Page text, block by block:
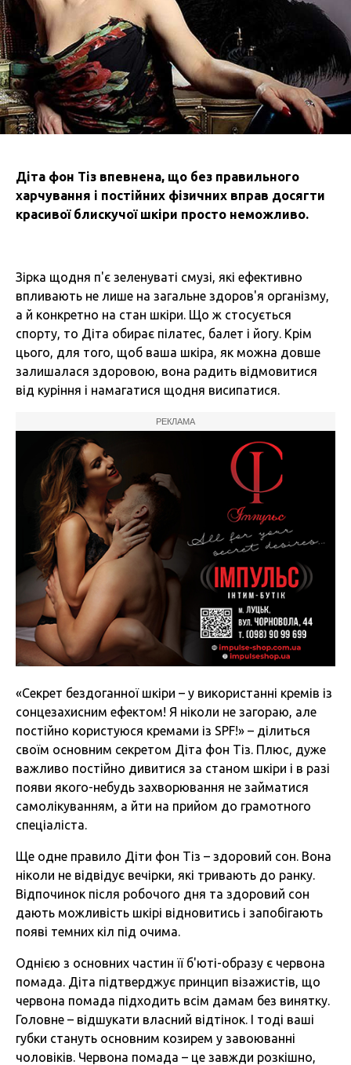
Діта фон Тіз впевнена, що без правильного
харчування і постійних фізичних вправ досягти
красивої блискучої шкіри просто неможливо.
Зірка щодня п'є зеленуваті смузі, які ефективно
впливають не лише на загальне здоров'я організму,
а й конкретно на стан шкіри. Що ж стосується
спорту, то Діта обирає пілатес, балет і йогу. Крім
цього, для того, щоб ваша шкіра, як можна довше
залишалася здоровою, вона радить відмовитися
від куріння і намагатися щодня висипатися.
РЕКЛАМА
«Секрет бездоганної шкіри – у використанні кремів із
сонцезахисним ефектом! Я ніколи не загораю, але
постійно користуюся кремами із SPF!» – ділиться
своїм основним секретом Діта фон Тіз. Плюс, дуже
важливо постійно дивитися за станом шкіри і в разі
появи якого-небудь захворювання не займатися
самолікуванням, а йти на прийом до грамотного
спеціаліста.
Ще одне правило Діти фон Тіз – здоровий сон. Вона
ніколи не відвідує вечірки, які тривають до ранку.
Відпочинок після робочого дня та здоровий сон
дають можливість шкірі відновитись і запобігають
появі темних кіл під очима.
Однією з основних частин її б'юті-образу є червона
помада. Діта підтверджує принцип візажистів, що
червона помада підходить всім дамам без винятку.
Головне – відшукати власний відтінок. І тоді ваші
губки стануть основним козирем у завоюванні
чоловіків. Червона помада – це завжди розкішно,